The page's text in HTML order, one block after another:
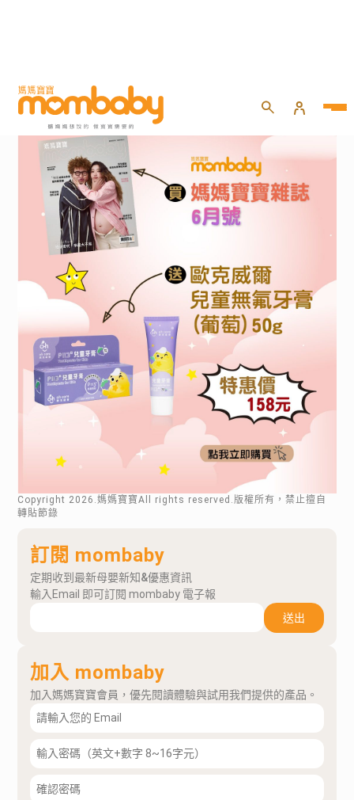
Copyright 2026 .媽媽寶寶All rights reserved.版權所有，禁止擅自
轉貼節錄
訂閱 mombaby
定期收到最新母嬰新知&優惠資訊
輸入Email 即可訂閱 mombaby 電子報
送出
加入 mombaby
加入媽媽寶寶會員，優先閱讀體驗與試用我們提供的產品。